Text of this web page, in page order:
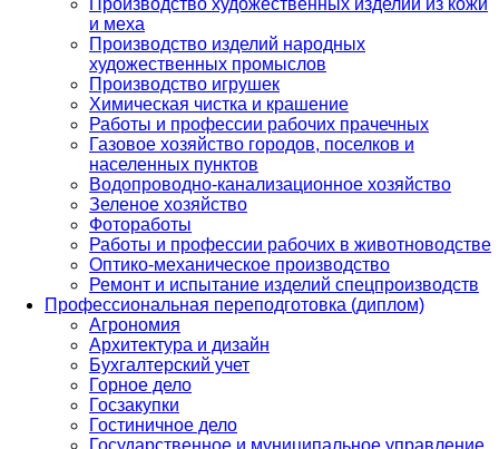
Производство художественных изделий из кожи
и меха
Производство изделий народных
художественных промыслов
Производство игрушек
Химическая чистка и крашение
Работы и профессии рабочих прачечных
Газовое хозяйство городов, поселков и
населенных пунктов
Водопроводно-канализационное хозяйство
Зеленое хозяйство
Фотоработы
Работы и профессии рабочих в животноводстве
Оптико-механическое производство
Ремонт и испытание изделий спецпроизводств
Профессиональная переподготовка (диплом)
Агрономия
Архитектура и дизайн
Бухгалтерский учет
Горное дело
Госзакупки
Гостиничное дело
Государственное и муниципальное управление